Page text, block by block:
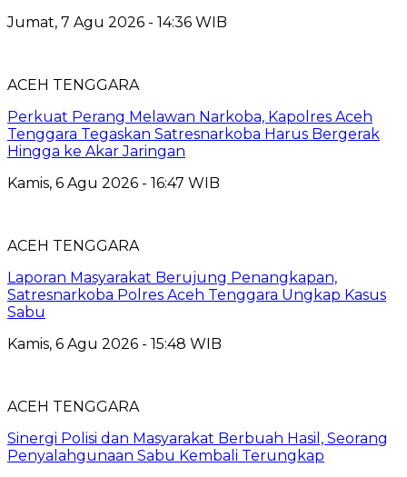
Jumat, 7 Agu 2026 - 14:36 WIB
ACEH TENGGARA
Perkuat Perang Melawan Narkoba, Kapolres Aceh
Tenggara Tegaskan Satresnarkoba Harus Bergerak
Hingga ke Akar Jaringan
Kamis, 6 Agu 2026 - 16:47 WIB
ACEH TENGGARA
Laporan Masyarakat Berujung Penangkapan,
Satresnarkoba Polres Aceh Tenggara Ungkap Kasus
Sabu
Kamis, 6 Agu 2026 - 15:48 WIB
ACEH TENGGARA
Sinergi Polisi dan Masyarakat Berbuah Hasil, Seorang
Penyalahgunaan Sabu Kembali Terungkap